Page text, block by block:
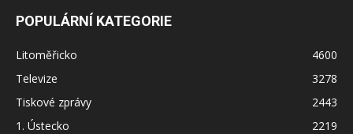
POPULÁRNÍ KATEGORIE
Litoměřicko
4600
Televize
3278
Tiskové zprávy
2443
1. Ústecko
2219